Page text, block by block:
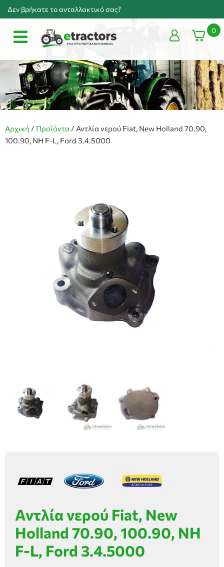
Δεν βρήκατε το ανταλλακτικό σας?
0
Αρχική / Προϊόντα / Αντλία νερού Fiat, New Holland 70.90,
100.90, NH F-L, Ford 3.4.5000
Αντλία νερού Fiat, New
Holland 70.90, 100.90, NH
F-L, Ford 3.4.5000